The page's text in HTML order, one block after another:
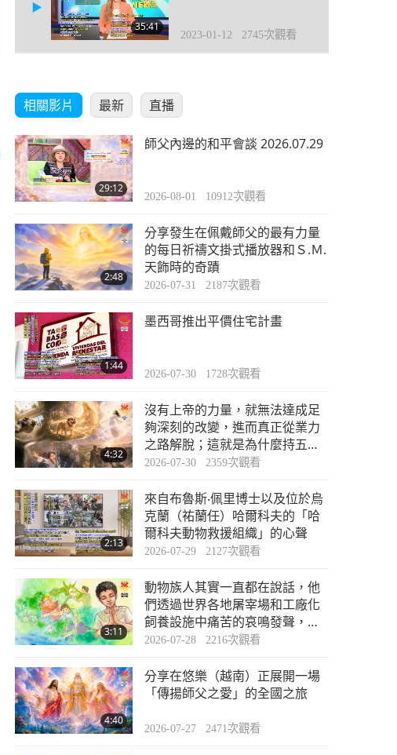
35:41
2023-01-12 2745次觀看
13
35:16
14
34:46
15
35:24
焦點新聞
16
34:36
17
34:28
焦點新聞
18
34:37
焦點新聞
19
32:59
焦點新聞
20
35:39
焦點新聞
相關影片 最新 直播
29:12
師父內邊的和平會談 2026.07.29
2026-08-01 10912次觀看
2:48
分享發生在佩戴師父的最有力量
的每日祈禱文掛式播放器和Ｓ.Ｍ.
天飾時的奇蹟
2026-07-31 2187次觀看
1:44
墨西哥推出平價住宅計畫
2026-07-30 1728次觀看
4:32
沒有上帝的力量，就無法達成足
夠深刻的改變，進而真正從業力
之路解脫；這就是為什麼持五戒
和靈性修行是絕對必要的，尤其
的星球上
2026-07-30 2359次觀看
2:13
來自布魯斯‧佩里博士以及位於烏
克蘭（祐蘭任）哈爾科夫的「哈
爾科夫動物救援組織」的心聲
2026-07-29 2127次觀看
3:11
動物族人其實一直都在說話，他
們透過世界各地屠宰場和工廠化
飼養設施中痛苦的哀鳴發聲，只
是人類通常看不見這些畫面或選
2026-07-28 2216次觀看
4:40
分享在悠樂（越南）正展開一場
「傳揚師父之愛」的全國之旅
2026-07-27 2471次觀看